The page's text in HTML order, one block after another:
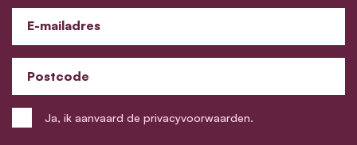
E-mailadres
Postcode
Ja, ik aanvaard de privacyvoorwaarden.